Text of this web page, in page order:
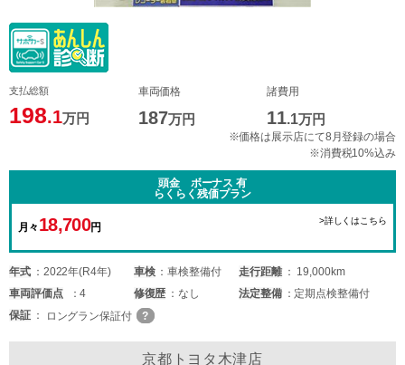
支払総額
198.1万円
車両価格
187万円
諸費用
11.1万円
※価格は展示店にて8月登録の場合
※消費税10%込み
頭金 ボーナス 有
らくらく残価プラン
月々 18,700円
>詳しくはこちら
年式 2022年(R4年) 車検 車検整備付 走行距離
19,000km
車両評価点 4 修復歴 なし 法定整備
定期点検整備付
保証
ロングラン保証付
京都トヨタ木津店